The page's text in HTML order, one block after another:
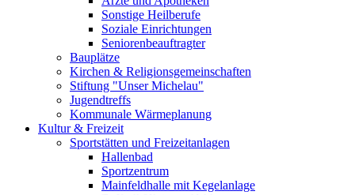
Sonstige Heilberufe
Soziale Einrichtungen
Seniorenbeauftragter
Bauplätze
Kirchen & Religionsgemeinschaften
Stiftung "Unser Michelau"
Jugendtreffs
Kommunale Wärmeplanung
Kultur & Freizeit
Sportstätten und Freizeitanlagen
Hallenbad
Sportzentrum
Mainfeldhalle mit Kegelanlage